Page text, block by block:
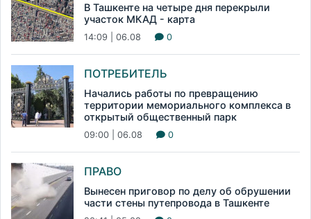
В Ташкенте на четыре дня перекрыли
участок МКАД - карта
14:09 | 06.08 0
ПОТРЕБИТЕЛЬ
Начались работы по превращению
территории мемориального комплекса в
открытый общественный парк
09:00 | 06.08 0
ПРАВО
Вынесен приговор по делу об обрушении
части стены путепровода в Ташкенте